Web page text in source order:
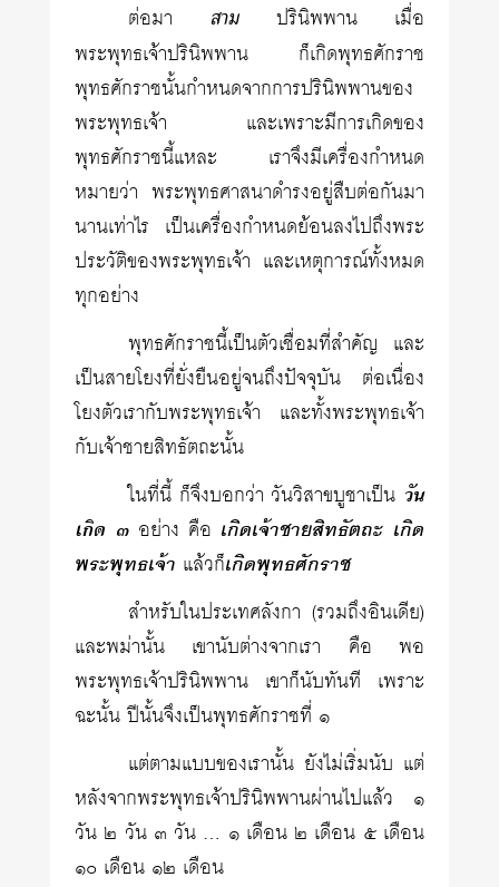
ต่อมา สามปรินิพพาน เมื่อ
พระพุทธเจ้าปรินิพพาน ก็เกิดพุทธศักราช
พุทธศักราชนั้นกำหนดจากการปรินิพพานของ
พระพุทธเจ้า และเพราะมีการเกิดของ
พุทธศักราชนี้แหละ เราจึงมีเครื่องกำหนด
หมายว่า พระพุทธศาสนาดำรงอยู่สืบต่อกันมา
นานเท่าไร เป็นเครื่องกำหนดย้อนลงไปถึงพระ
ประวัติของพระพุทธเจ้า และเหตุการณ์ทั้งหมด
ทุกอย่าง
พุทธศักราชนี้เป็นตัวเชื่อมที่สำคัญ และ
เป็นสายโยงที่ยั่งยืนอยู่จนถึงปัจจุบัน ต่อเนื่อง
โยงตัวเรากับพระพุทธเจ้า และทั้งพระพุทธเจ้า
กับเจ้าชายสิทธัตถะนั้น
ในที่นี้ ก็จึงบอกว่า วันวิสาขบูชาเป็น วัน
เกิด ๓อย่าง คือ เกิดเจ้าชายสิทธัตถะ เกิด
พระพุทธเจ้า แล้วก็เกิดพุทธศักราช
สำหรับในประเทศลังกา (รวมถึงอินเดีย)
และพม่านั้น เขานับต่างจากเรา คือ พอ
พระพุทธเจ้าปรินิพพาน เขาก็นับทันที เพราะ
ฉะนั้น ปีนั้นจึงเป็นพุทธศักราชที่ ๑
แต่ตามแบบของเรานั้น ยังไม่เริ่มนับ แต่
หลังจากพระพุทธเจ้าปรินิพพานผ่านไปแล้ว ๑
วัน ๒ วัน ๓ วัน … ๑ เดือน ๒ เดือน ๕ เดือน
๑๐ เดือน ๑๒ เดือน